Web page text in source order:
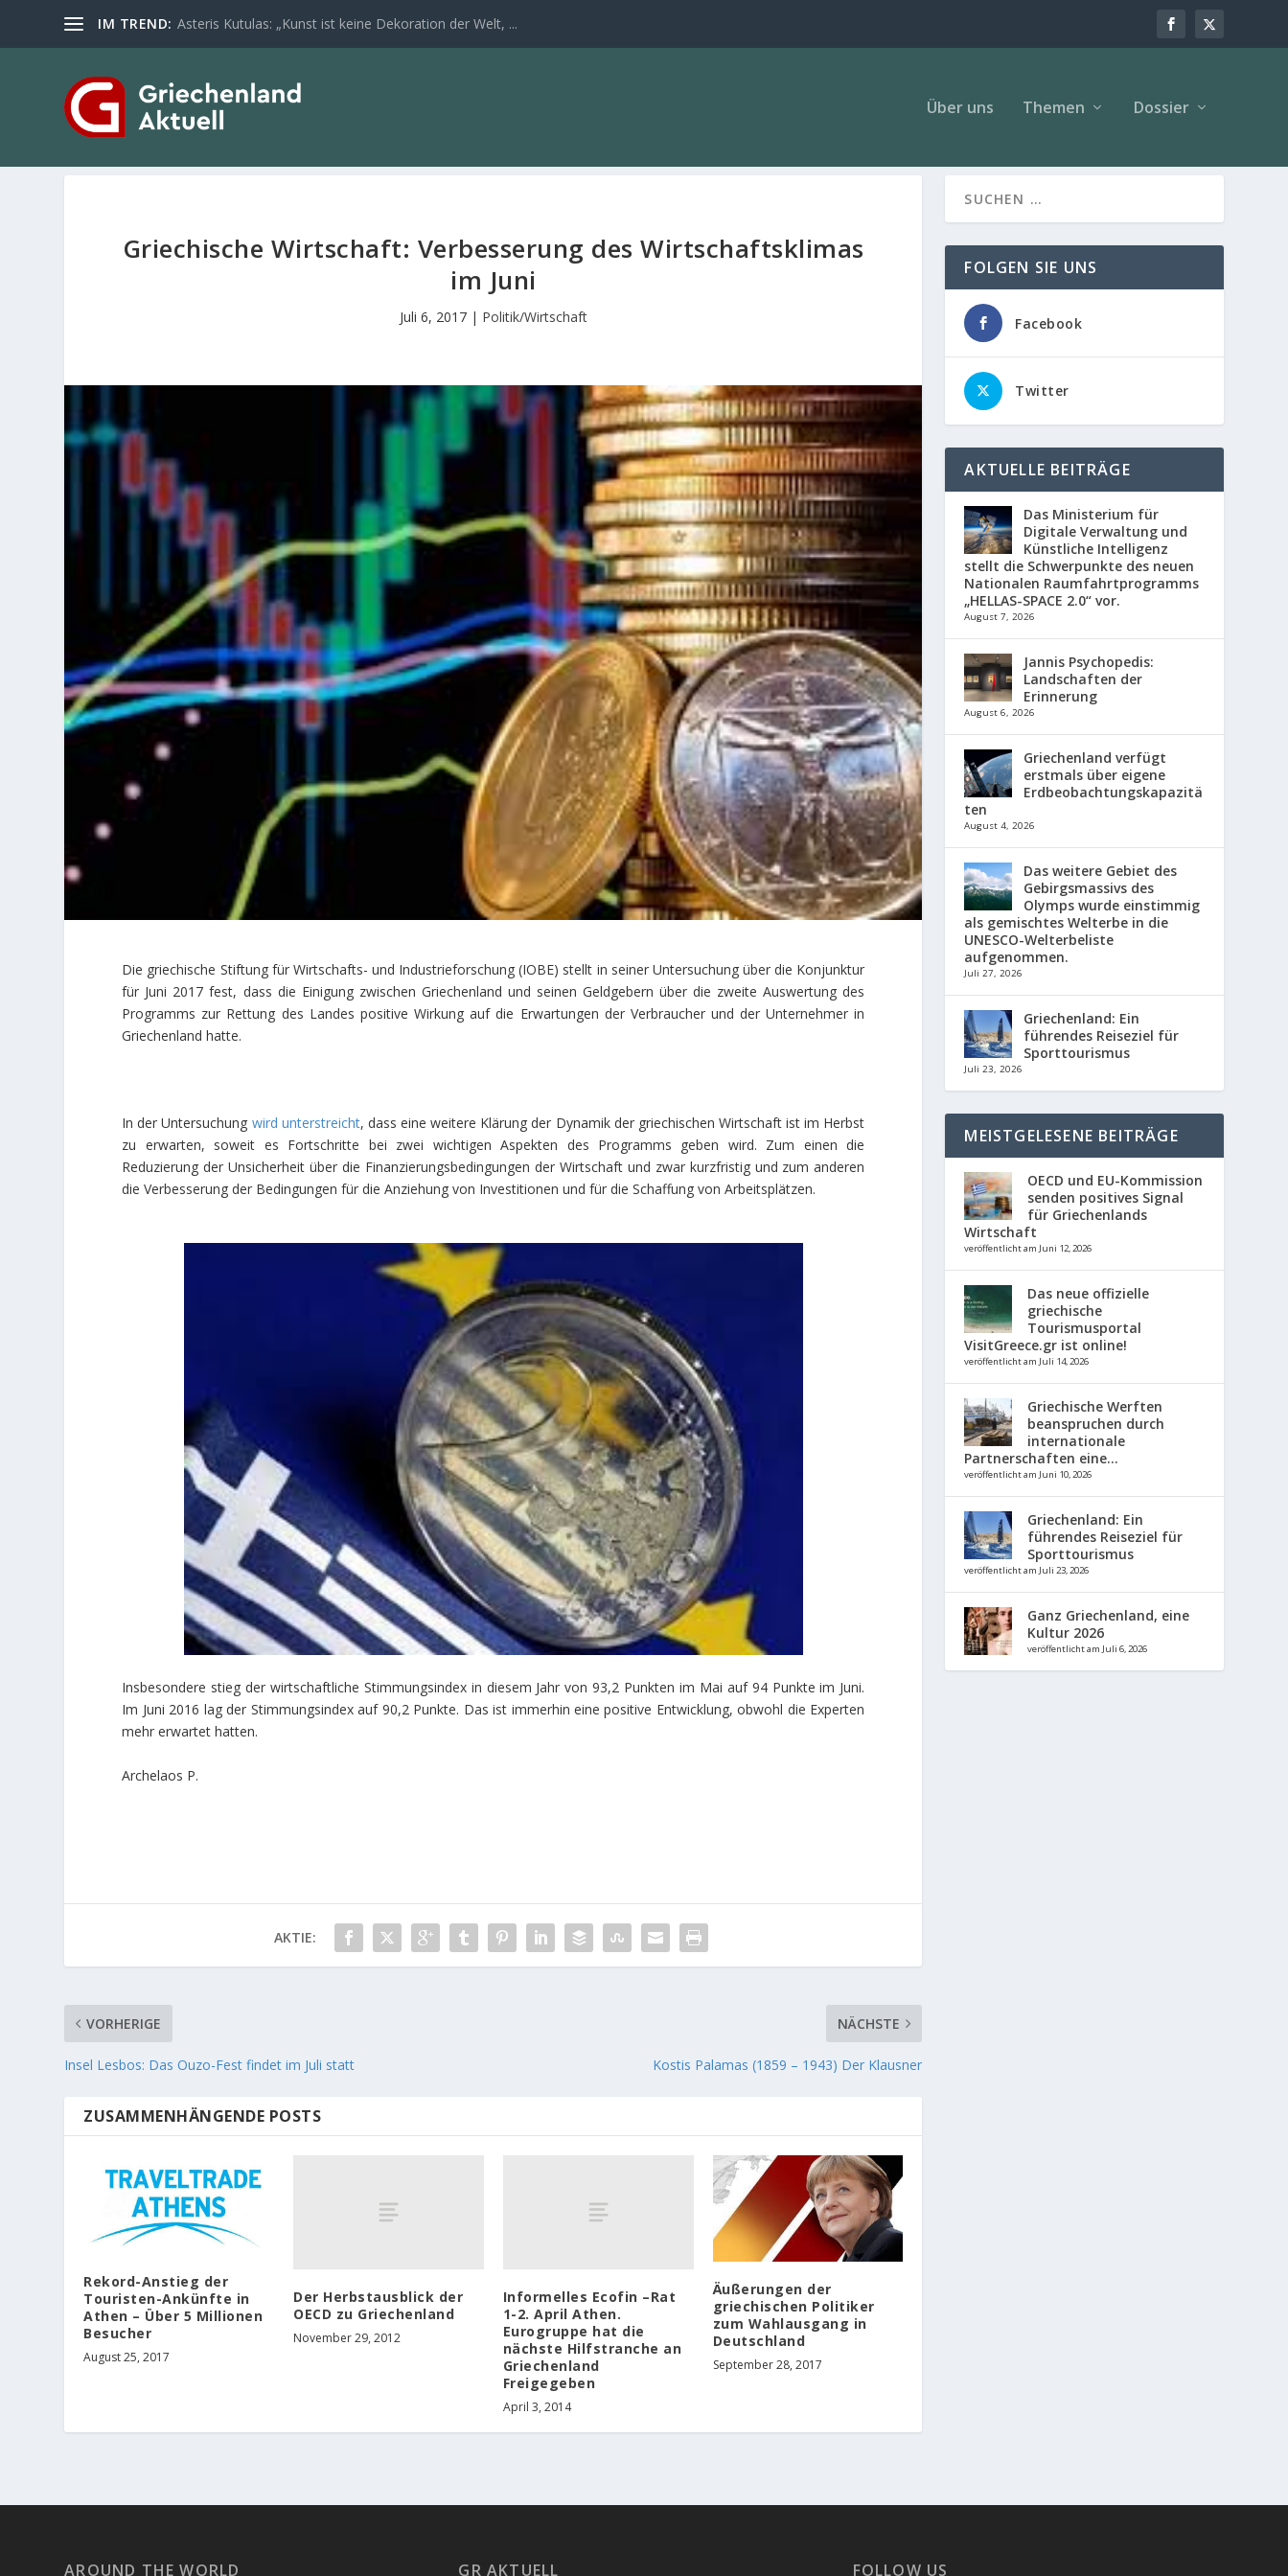
IM TREND: Asteris Kutulas: „Kunst ist keine Dekoration der Welt, ...
Über uns Themen Dossier
Griechische Wirtschaft: Verbesserung des Wirtschaftsklimas
im Juni
Juli 6, 2017| Politik/Wirtschaft
Die griechische Stiftung für Wirtschafts- und Industrieforschung (IOBE) stellt in seiner Untersuchung über die Konjunktur
für Juni 2017 fest, dass die Einigung zwischen Griechenland und seinen Geldgebern über die zweite Auswertung des
Programms zur Rettung des Landes positive Wirkung auf die Erwartungen der Verbraucher und der Unternehmer in
Griechenland hatte.
In der Untersuchung wird unterstreicht, dass eine weitere Klärung der Dynamik der griechischen Wirtschaft ist im Herbst
zu erwarten, soweit es Fortschritte bei zwei wichtigen Aspekten des Programms geben wird. Zum einen die
Reduzierung der Unsicherheit über die Finanzierungsbedingungen der Wirtschaft und zwar kurzfristig und zum anderen
die Verbesserung der Bedingungen für die Anziehung von Investitionen und für die Schaffung von Arbeitsplätzen.
Insbesondere stieg der wirtschaftliche Stimmungsindex in diesem Jahr von 93,2 Punkten im Mai auf 94 Punkte im Juni.
Im Juni 2016 lag der Stimmungsindex auf 90,2 Punkte. Das ist immerhin eine positive Entwicklung, obwohl die Experten
mehr erwartet hatten.
Archelaos P.
AKTIE:
VORHERIGE
Insel Lesbos: Das Ouzo-Fest findet im Juli statt
NÄCHSTE
Kostis Palamas (1859 – 1943) Der Klausner
ZUSAMMENHÄNGENDE POSTS
Rekord-Anstieg der
Touristen-Ankünfte in
Athen – Über 5 Millionen
Besucher
August 25, 2017
Der Herbstausblick der
OECD zu Griechenland
November 29, 2012
Informelles Ecofin –Rat
1-2. April Athen.
Eurogruppe hat die
nächste Hilfstranche an
Griechenland
Freigegeben
April 3, 2014
Äußerungen der
griechischen Politiker
zum Wahlausgang in
Deutschland
September 28, 2017
FOLGEN SIE UNS
Facebook
Twitter
AKTUELLE BEITRÄGE
Das Ministerium für
Digitale Verwaltung und
Künstliche Intelligenz
stellt die Schwerpunkte des neuen
Nationalen Raumfahrtprogramms
„HELLAS-SPACE 2.0“ vor.
August 7, 2026
Jannis Psychopedis:
Landschaften der
Erinnerung
August 6, 2026
Griechenland verfügt
erstmals über eigene
Erdbeobachtungskapazitä
ten
August 4, 2026
Das weitere Gebiet des
Gebirgsmassivs des
Olymps wurde einstimmig
als gemischtes Welterbe in die
UNESCO-Welterbeliste
aufgenommen.
Juli 27, 2026
Griechenland: Ein
führendes Reiseziel für
Sporttourismus
Juli 23, 2026
MEISTGELESENE BEITRÄGE
OECD und EU-Kommission
senden positives Signal
für Griechenlands
Wirtschaft
veröffentlicht am Juni 12, 2026
Das neue offizielle
griechische
Tourismusportal
VisitGreece.gr ist online!
veröffentlicht am Juli 14, 2026
Griechische Werften
beanspruchen durch
internationale
Partnerschaften eine...
veröffentlicht am Juni 10, 2026
Griechenland: Ein
führendes Reiseziel für
Sporttourismus
veröffentlicht am Juli 23, 2026
Ganz Griechenland, eine
Kultur 2026
veröffentlicht am Juli 6, 2026
AROUND THE WORLD GR AKTUELL FOLLOW US